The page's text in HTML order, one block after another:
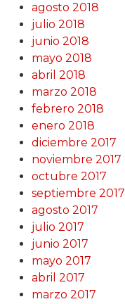
agosto 2018
julio 2018
junio 2018
mayo 2018
abril 2018
marzo 2018
febrero 2018
enero 2018
diciembre 2017
noviembre 2017
octubre 2017
septiembre 2017
agosto 2017
julio 2017
junio 2017
mayo 2017
abril 2017
marzo 2017